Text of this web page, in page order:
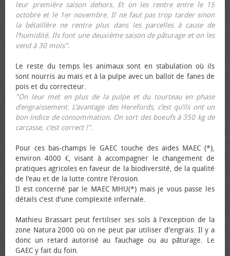
leur première saison dehors. Et on les rentre entre le 15
octobre et le 1er novembre. Il ne faut pas trop tarder sinon
la bétaillère ne rentre plus dans les parcelles à cause de
l’humidité. Ils font une deuxième saison de pâturage et on les
vend à 30 mois".
Le reste du temps les animaux sont en stabulation où ils
sont nourris au maïs et à la pulpe avec un ballot de fanes de
pois et du correcteur.
"On leur met en plus de la pulpe et du tourteau en phase
d’engraissement. L’avantage des Herefords, c’est qu’ils ont un
bon indice de consommation. On sort des bœufs à 350 kg de
carcasse, c’est correct !".
Pour ces bas-champs le GAEC touche des aides MAEC (*),
environ 4000 €, visant à accompagner le changement de
pratiques agricoles en faveur de la biodiversité, de la qualité
de l’eau et de la lutte contre l’érosion.
Il est concerné par le MAEC MHU(*) mais je vous passe les
détails c'est d'une complexité infernale.
Mathieu Brassart peut fertiliser ses sols à l'exception de la
zone Natura 2000 où on ne peut par utiliser d'engrais. Il y a
donc un retard autorisé au fauchage ou au pâturage. Le
GAEC y fait du foin.